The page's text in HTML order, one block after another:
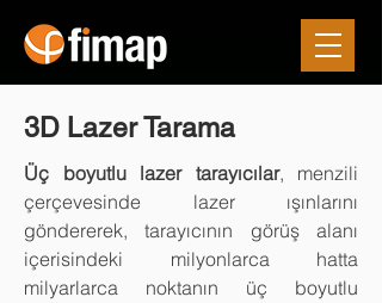
3D Lazer Tarama
Üç boyutlu lazer tarayıcılar, menzili
çerçevesinde lazer ışınlarını
göndererek, tarayıcının görüş alanı
içerisindeki milyonlarca hatta
milyarlarca noktanın üç boyutlu